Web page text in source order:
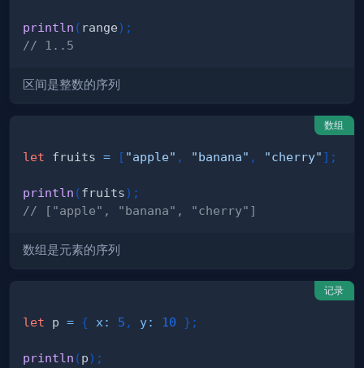
println ( range) ;
// 1..5
区间是整数的序列
数组
let fruits = [ "apple" , "banana" , "cherry" ] ;
println (fruits) ;
// ["apple", "banana", "cherry"]
数组是元素的序列
记录
let p = { x : 5 , y: 10 } ;
println (p) ;